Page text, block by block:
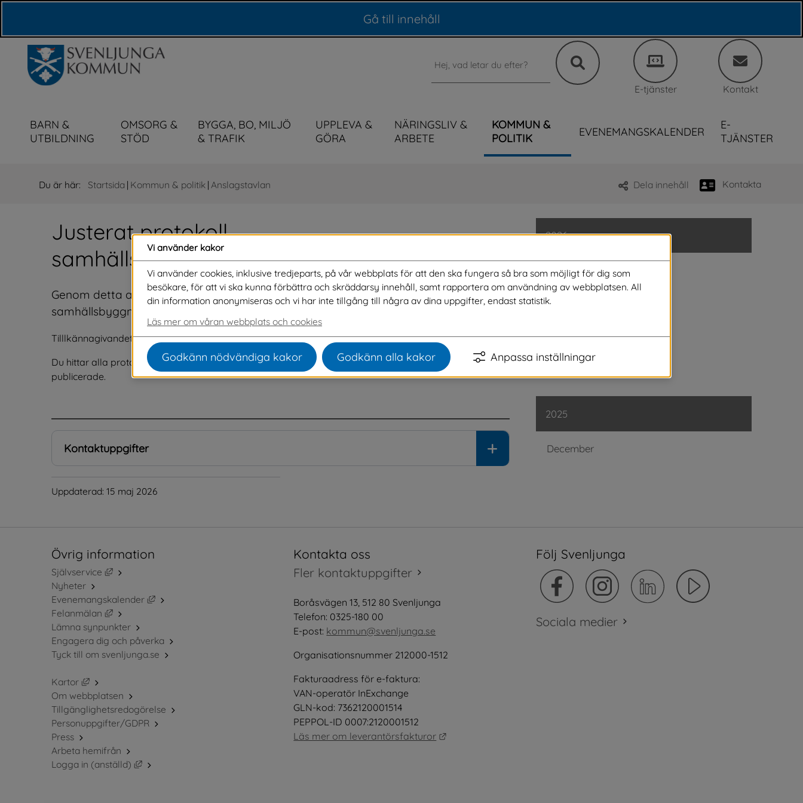
Gå till innehåll
Sök
E-tjänster Kontakt
BARN &
UTBILDNING
OMSORG &
STÖD
BYGGA, BO, MILJÖ
& TRAFIK
UPPLEVA &
GÖRA
NÄRINGSLIV &
ARBETE
KOMMUN &
POLITIK
EVENEMANGSKALENDER
E-
TJÄNSTER
Du är här: Startsida | Kommun & politik | Anslagstavlan Dela innehåll Kontakta
Justerat protokoll
samhällsbyggnadsnämnden 13 maj 2026
Genom detta anslag tillkännages justering av protokoll för
samhällsbyggnadsnämnden 13 maj 2026.
Tilllkännagivandet finns publicerat 15 maj 2026 till och med 6 juni 2026.
Du hittar alla protokoll i pdf-format på sidan Möten och protokoll. Protokoll från arbetsutskott blir inte
publicerade.
Kontaktuppgifter
Uppdaterad: 15 maj 2026
2026
Juli
Juni
Maj
2025
December
Övrig information
Självservice
Länk till annan webbplats, öppnas i nytt fönster.
Nyheter
Evenemangskalender
Länk till annan webbplats, öppnas i nytt fönster.
Felanmälan
Länk till annan webbplats, öppnas i nytt fönster.
Lämna synpunkter
Engagera dig och påverka
Tyck till om svenljunga.se
Kartor
Länk till annan webbplats, öppnas i nytt fönster.
Om webbplatsen
Tillgänglighetsredogörelse
Personuppgifter/GDPR
Press
Arbeta hemifrån
Logga in (anställd)
Länk till annan webbplats, öppnas i nytt fönster.
Kontakta oss
Fler kontaktuppgifter
Boråsvägen 13, 512 80 Svenljunga
Telefon: 0325-180 00
E-post: kommun@svenljunga.se
Organisationsnummer 212000-1512
Fakturaadress för e-faktura:
VAN-operatör InExchange
GLN-kod: 7362120001514
PEPPOL-ID 0007:2120001512
Läs mer om leverantörsfakturor
Följ Svenljunga
Sociala medier
Vi använder kakor
Vi använder cookies, inklusive tredjeparts, på vår webbplats för att den ska fungera så bra som möjligt för dig som
besökare, för att vi ska kunna förbättra och skräddarsy innehåll, samt rapportera om användning av webbplatsen. All
din information anonymiseras och vi har inte tillgång till några av dina uppgifter, endast statistik.
Läs mer om våran webbplats och cookies
Godkänn nödvändiga kakor Godkänn alla kakor Anpassa inställningar